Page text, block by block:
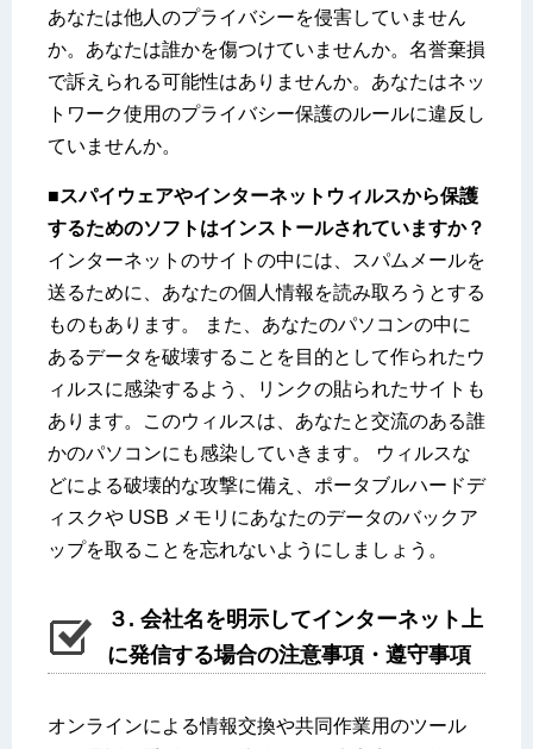
あなたは他人のプライバシーを侵害していません
か。あなたは誰かを傷つけていませんか。名誉棄損
で訴えられる可能性はありませんか。あなたはネッ
トワーク使用のプライバシー保護のルールに違反し
ていませんか。
■スパイウェアやインターネットウィルスから保護
するためのソフトはインストールされていますか？
インターネットのサイトの中には、スパムメールを
送るために、あなたの個人情報を読み取ろうとする
ものもあります。 また、あなたのパソコンの中に
あるデータを破壊することを目的として作られたウ
ィルスに感染するよう、リンクの貼られたサイトも
あります。このウィルスは、あなたと交流のある誰
かのパソコンにも感染していきます。 ウィルスな
どによる破壊的な攻撃に備え、ポータブルハードデ
ィスクや USB メモリにあなたのデータのバックア
ップを取ることを忘れないようにしましょう。
３. 会社名を明示してインターネット上
に発信する場合の注意事項・遵守事項
オンラインによる情報交換や共同作業用のツール